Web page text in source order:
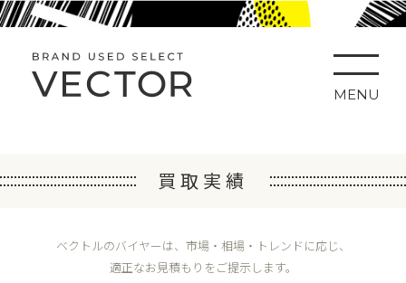
MENU
買取実績
ベクトルのバイヤーは、市場・相場・トレンドに応じ、
適正なお見積もりをご提示します。